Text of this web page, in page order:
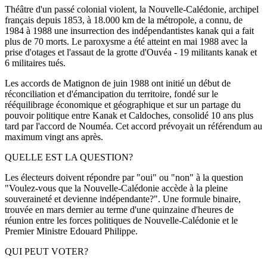
Théâtre d'un passé colonial violent, la Nouvelle-Calédonie, archipel
français depuis 1853, à 18.000 km de la métropole, a connu, de
1984 à 1988 une insurrection des indépendantistes kanak qui a fait
plus de 70 morts. Le paroxysme a été atteint en mai 1988 avec la
prise d'otages et l'assaut de la grotte d'Ouvéa - 19 militants kanak et
6 militaires tués.
Les accords de Matignon de juin 1988 ont initié un début de
réconciliation et d'émancipation du territoire, fondé sur le
rééquilibrage économique et géographique et sur un partage du
pouvoir politique entre Kanak et Caldoches, consolidé 10 ans plus
tard par l'accord de Nouméa. Cet accord prévoyait un référendum au
maximum vingt ans après.
QUELLE EST LA QUESTION?
Les électeurs doivent répondre par "oui" ou "non" à la question
"Voulez-vous que la Nouvelle-Calédonie accède à la pleine
souveraineté et devienne indépendante?". Une formule binaire,
trouvée en mars dernier au terme d'une quinzaine d'heures de
réunion entre les forces politiques de Nouvelle-Calédonie et le
Premier Ministre Edouard Philippe.
QUI PEUT VOTER?